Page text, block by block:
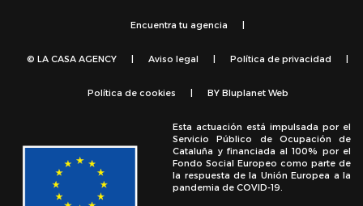
Encuentra tu agencia |
© LA CASA AGENCY | Aviso legal | Política de privacidad |
Política de cookies | BY Bluplanet Web
Esta actuación está impulsada por el
Servicio Público de Ocupación de
Cataluña y financiada al 100% por el
Fondo Social Europeo como parte de
la respuesta de la Unión Europea a la
pandemia de COVID-19.